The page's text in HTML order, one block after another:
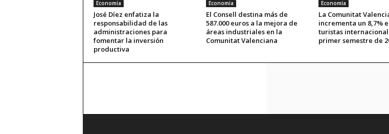
Economía
José Díez enfatiza la
responsabilidad de las
administraciones para
fomentar la inversión
productiva
Economía
El Consell destina más de
587.000 euros a la mejora de
áreas industriales en la
Comunitat Valenciana
Economía
La Comunitat
incrementa un 8,7%
turistas
primer semestre de